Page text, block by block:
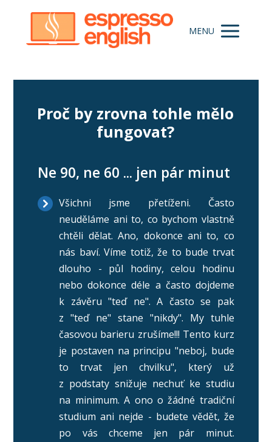
MENU
Proč by zrovna tohle mělo
fungovat?
Ne 90, ne 60 ... jen pár minut
Všichni jsme přetíženi. Často
neuděláme ani to, co bychom vlastně
chtěli dělat. Ano, dokonce ani to, co
nás baví. Víme totiž, že to bude trvat
dlouho - půl hodiny, celou hodinu
nebo dokonce déle a často dojdeme
k závěru "teď ne". A často se pak
z "teď ne" stane "nikdy". My tuhle
časovou barieru zrušíme!!! Tento kurz
je postaven na principu "neboj, bude
to trvat jen chvilku", který už
z podstaty snižuje nechuť ke studiu
na minimum. A ono o žádné tradiční
studium ani nejde - budete vědět, že
po vás chceme jen pár minut.